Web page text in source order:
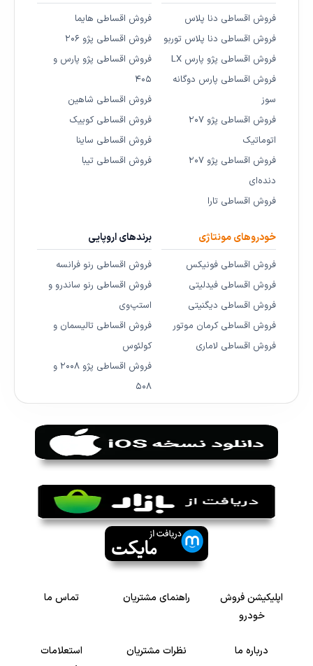
فروش اقساطی دنا پلاس
فروش اقساطی دنا پلاس توربو
فروش اقساطی پژو پارس LX
فروش اقساطی پارس دوگانه
سوز
فروش اقساطی پژو ۲۰۷
اتوماتیک
فروش اقساطی پژو ۲۰۷
دنده‌ای
فروش اقساطی تارا
فروش اقساطی هایما
فروش اقساطی پژو ۲۰۶
فروش اقساطی پژو پارس و
۴۰۵
فروش اقساطی شاهین
فروش اقساطی کوییک
فروش اقساطی ساینا
فروش اقساطی تیبا
خودروهای مونتاژی
فروش اقساطی فونیکس
فروش اقساطی فیدلیتی
فروش اقساطی دیگنیتی
فروش اقساطی کرمان موتور
فروش اقساطی لاماری
برندهای اروپایی
فروش اقساطی رنو فرانسه
فروش اقساطی رنو ساندرو و
استپ‌وی
فروش اقساطی تالیسمان و
کولئوس
فروش اقساطی پژو ۲۰۰۸ و
۵۰۸
اپلیکیشن فروش
خودرو
راهنمای مشتریان تماس ما
درباره ما نظرات مشتریان
استعلامات